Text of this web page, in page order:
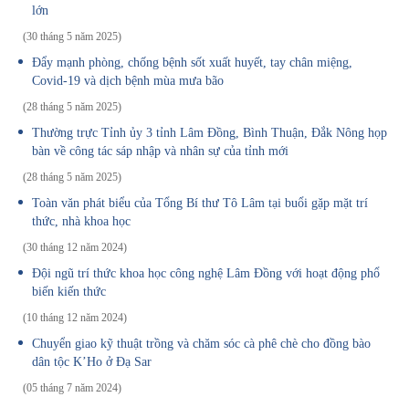
lớn
(30 tháng 5 năm 2025)
Đẩy mạnh phòng, chống bệnh sốt xuất huyết, tay chân miệng,
Covid-19 và dịch bệnh mùa mưa bão
(28 tháng 5 năm 2025)
Thường trực Tỉnh ủy 3 tỉnh Lâm Đồng, Bình Thuận, Đắk Nông họp
bàn về công tác sáp nhập và nhân sự của tỉnh mới
(28 tháng 5 năm 2025)
Toàn văn phát biểu của Tổng Bí thư Tô Lâm tại buổi gặp mặt trí
thức, nhà khoa học
(30 tháng 12 năm 2024)
Đội ngũ trí thức khoa học công nghệ Lâm Đồng với hoạt động phổ
biến kiến thức
(10 tháng 12 năm 2024)
Chuyển giao kỹ thuật trồng và chăm sóc cà phê chè cho đồng bào
dân tộc K’Ho ở Đạ Sar
(05 tháng 7 năm 2024)